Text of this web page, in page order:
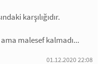
karşılığıdır.
malesef kalmadı...
01.12.2020 22:08